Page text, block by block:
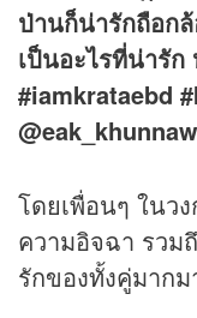
ป่านก็น่ารักถือก
เป็นอะไรที่น่ารั
#iamkrataebd
โดยเพื่อนๆ ในว
ความอิจฉา รว
รักของทั้งคู่มากม